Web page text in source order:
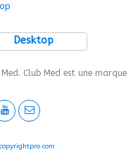
Desktop
Club Med est une marque